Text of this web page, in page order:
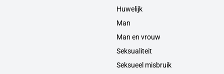
Huwelijk
Man
Man en vrouw
Seksualiteit
Seksueel misbruik